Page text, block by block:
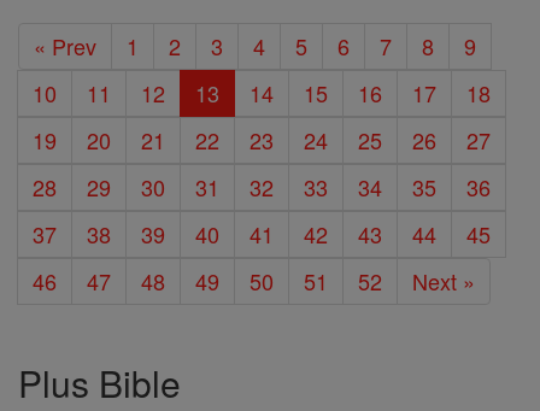
« Prev 1 2 3 4 5 6 7 8
9
10
11 12 13 14 15 16 17
18
19
20 21 22 23 24 25 26
27
28
29 30 31 32 33 34 35
36
37
38 39 40 41 42 43 44
45
46
47 48 49 50 51 52 Next »
Plus Bible